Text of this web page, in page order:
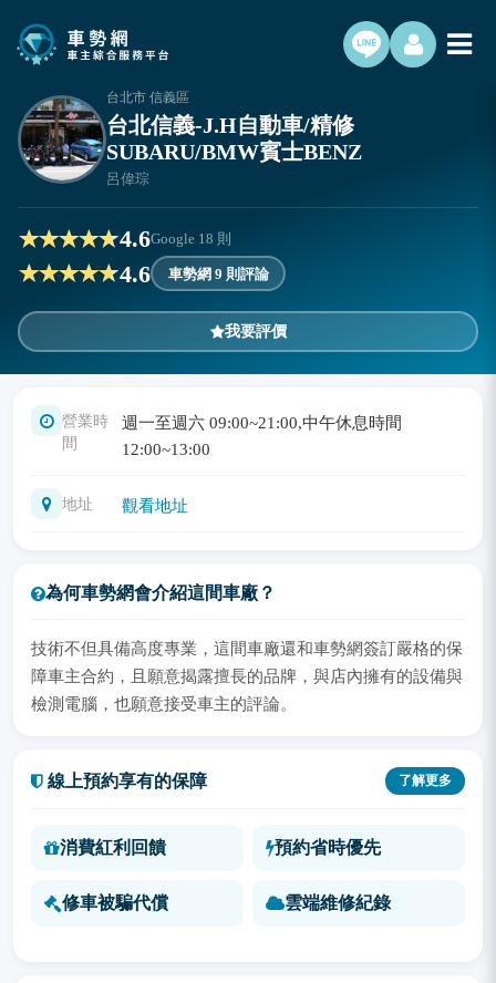
台北市 信義區
台北信義-J.H自動車/精修
SUBARU/BMW賓士BENZ
呂偉琮
4.6Google 18 則
4.6 車勢網 9 則評論
我要評價
營業時
間
週一至週六 09:00~21:00,中午休息時間
12:00~13:00
地址 觀看地址
為何車勢網會介紹這間車廠？
技術不但具備高度專業，這間車廠還和車勢網簽訂嚴格的保
障車主合約，且願意揭露擅長的品牌，與店內擁有的設備與
檢測電腦，也願意接受車主的評論。
線上預約享有的保障 了解更多
消費紅利回饋 預約省時優先
修車被騙代償 雲端維修紀錄